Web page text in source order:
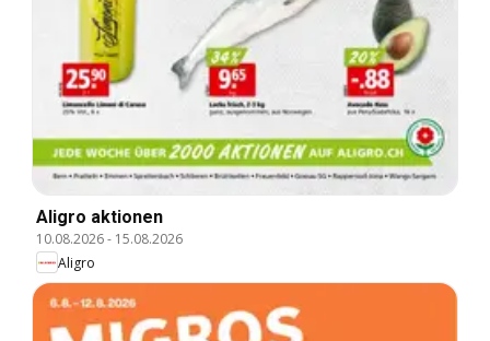
Aligro aktionen
10.08.2026- 15.08.2026
Aligro